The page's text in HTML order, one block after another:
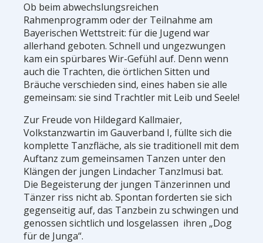
Ob beim abwechslungsreichen
Rahmenprogramm oder der Teilnahme am
Bayerischen Wettstreit: für die Jugend war
allerhand geboten. Schnell und ungezwungen
kam ein spürbares Wir-Gefühl auf. Denn wenn
auch die Trachten, die örtlichen Sitten und
Bräuche verschieden sind, eines haben sie alle
gemeinsam: sie sind Trachtler mit Leib und Seele!
Zur Freude von Hildegard Kallmaier,
Volkstanzwartin im Gauverband I, füllte sich die
komplette Tanzfläche, als sie traditionell mit dem
Auftanz zum gemeinsamen Tanzen unter den
Klängen der jungen Lindacher Tanzlmusi bat.
Die Begeisterung der jungen Tänzerinnen und
Tänzer riss nicht ab. Spontan forderten sie sich
gegenseitig auf, das Tanzbein zu schwingen und
genossen sichtlich und losgelassen ihren „Dog
für de Junga“.